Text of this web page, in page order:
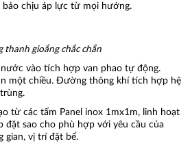
bảo chịu áp lực từ mọi hướng.
thanh gioắng chắc chắn
vào tích hợp van phao tự động.
một chiều. Đường thông khí tích hợp hệ
từ các tấm Panel inox 1mx1m, linh hoạt
đặt sao cho phù hợp với yêu cầu của
gian, vị trí đặt bể.